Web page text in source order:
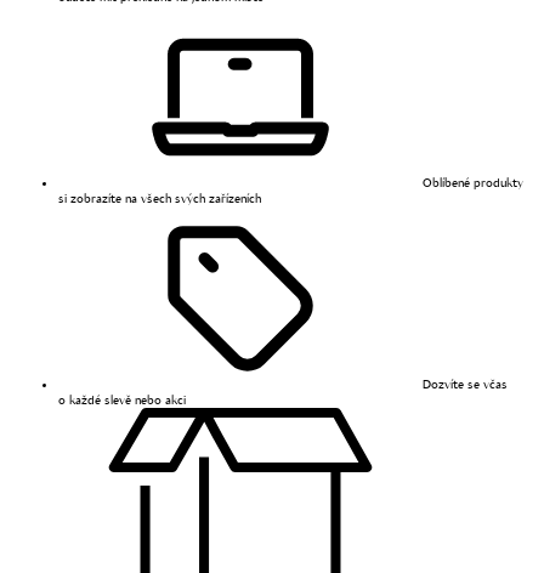
Oblíbené produkty
si zobrazíte na všech svých zařízeních
Dozvíte se včas
o každé slevě nebo akci